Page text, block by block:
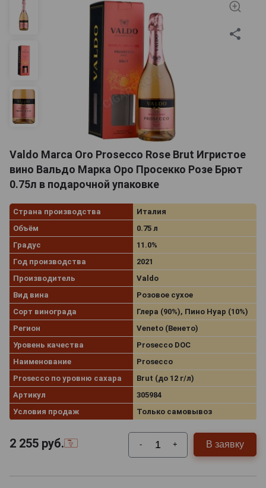
Valdo Marca Oro Prosecco Rose Brut Игристое
вино Вальдо Марка Оро Просекко Розе Брют
0.75л в подарочной упаковке
Страна производства
Италия
Объём
0.75 л
Градус
11.0%
Год производства
2021
Производитель
Valdo
Вид вина
Розовое сухое
Сорт винограда
Глера (90%), Пино Нуар (10%)
Регион
Veneto (Венето)
Уровень качества
Prosecco DOC
Наименование
Prosecco
Prosecco по уровню сахара
Brut (до 12 г/л)
Артикул
305984
Условия продаж
Только самовывоз
2 255 руб. - + В заявку